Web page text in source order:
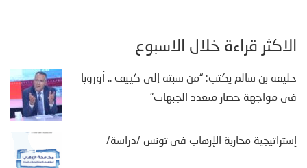
الأكثر قراءة خلال الأسبوع
خليفة بن سالم يكتب: “من سبتة إلى كييف .. أوروبا
في مواجهة حصار متعدد الجبهات”
إستراتيجية محاربة الإرهاب في تونس /دراسة/